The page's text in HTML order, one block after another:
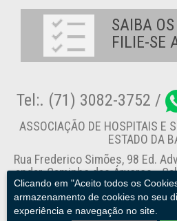
Clicando em "Aceito todos os
armazenamento de cookies no seu
experiência e navegação no site.
SAIBA
FILIE-SE
Tel:. (71) 3082-3752 /
ASSOCIAÇÃO DE HOSPITAIS E
ESTADO DA
Rua Frederico Simões, 98 Ed.
andar, Caminho das Árvores -
774
Canal de